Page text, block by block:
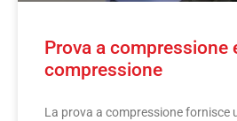
Prova a compressione
compressione
La prova a compressione fornisce